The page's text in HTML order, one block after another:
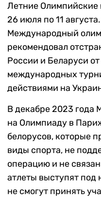
Летние Олимпийские
26 июля по 11
Международный
рекомендовал
России и Беларуси от
международных
действиями на
В декабре 2023 года
на Олимпиаду в
белорусов, которые
виды спорта, не
операцию и не
атлеты выступят под
не смогут принять